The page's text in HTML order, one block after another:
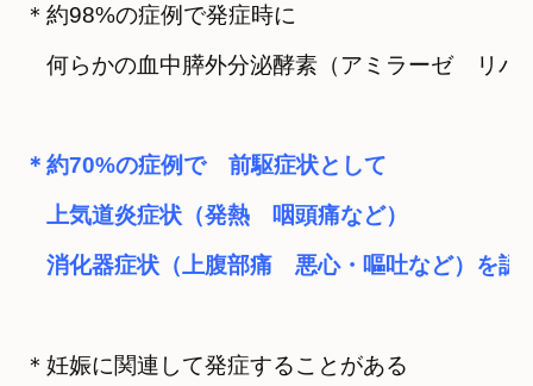
＊約98%の症例で発症時に
何らかの血中膵外分泌酵素（アミラーゼ　リパ
＊約70%の症例で　前駆症状として
上気道炎症状（発熱　咽頭痛など）
消化器症状（上腹部痛　悪心・嘔吐など）を認
＊妊娠に関連して発症することがある